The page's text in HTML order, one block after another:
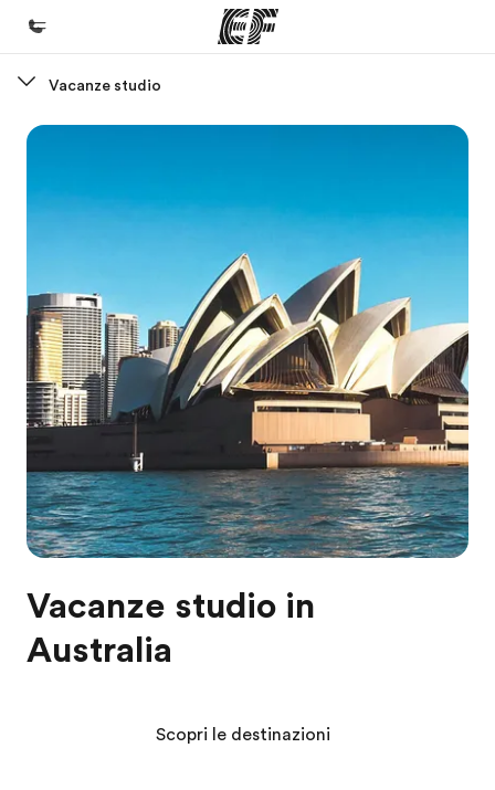
Benvenuto alla EF
Trova l'ufficio più vicino
Chi siamo
La nostra organizzazione
Carriera
Vacanze studio
Vacanze studio in
Australia
Scopri le destinazioni